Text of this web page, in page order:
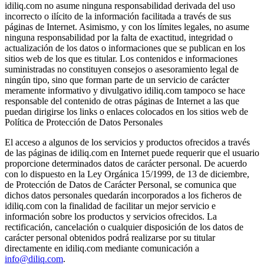
idiliq.com no asume ninguna responsabilidad derivada del uso
incorrecto o ilícito de la información facilitada a través de sus
páginas de Internet. Asimismo, y con los límites legales, no asume
ninguna responsabilidad por la falta de exactitud, integridad o
actualización de los datos o informaciones que se publican en los
sitios web de los que es titular. Los contenidos e informaciones
suministradas no constituyen consejos o asesoramiento legal de
ningún tipo, sino que forman parte de un servicio de carácter
meramente informativo y divulgativo idiliq.com tampoco se hace
responsable del contenido de otras páginas de Internet a las que
puedan dirigirse los links o enlaces colocados en los sitios web de
Política de Protección de Datos Personales
El acceso a algunos de los servicios y productos ofrecidos a través
de las páginas de idiliq.com en Internet puede requerir que el usuario
proporcione determinados datos de carácter personal. De acuerdo
con lo dispuesto en la Ley Orgánica 15/1999, de 13 de diciembre,
de Protección de Datos de Carácter Personal, se comunica que
dichos datos personales quedarán incorporados a los ficheros de
idiliq.com con la finalidad de facilitar un mejor servicio e
información sobre los productos y servicios ofrecidos. La
rectificación, cancelación o cualquier disposición de los datos de
carácter personal obtenidos podrá realizarse por su titular
directamente en idiliq.com mediante comunicación a
info@diliq.com.